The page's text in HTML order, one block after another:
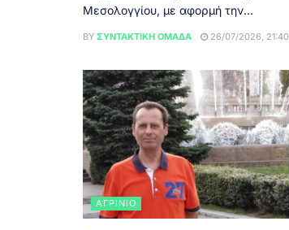
Μεσολογγίου, με αφορμή την...
BY ΣΥΝΤΑΚΤΙΚΉ ΟΜΆΔΑ 26/07/2026, 21:40
ΑΓΡΊΝΙΟ